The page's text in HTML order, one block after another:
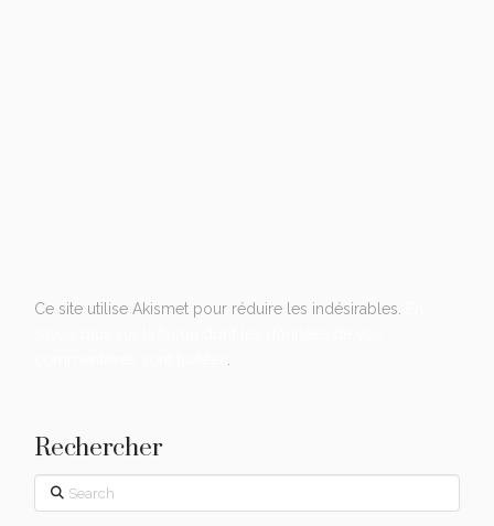
Ce site utilise Akismet pour réduire les indésirables.
.
Rechercher
Search